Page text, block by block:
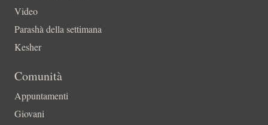
Video
Parashà della settimana
Kesher
Comunità
Appuntamenti
Giovani